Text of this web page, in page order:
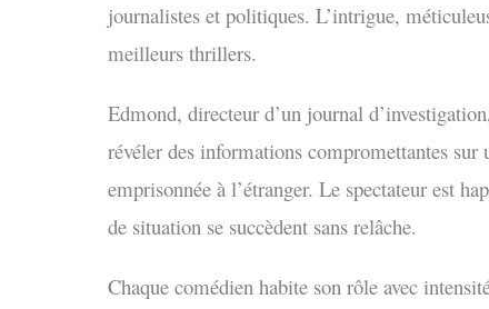
journalistes et politiques. L’intrigue,
meilleurs thrillers.
Edmond, directeur d’un journal
révéler des informations compromettantes
emprisonnée à l’étranger. Le spectateur est
de situation se succèdent sans relâche.
Chaque comédien habite son rôle avec